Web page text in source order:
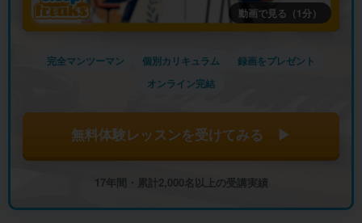
動画で見る（1分）
完全マンツーマン 個別カリキュラム
録画をプレゼント
オンライン完結
無料体験レッスンを受けてみる ▶
17年間・累計2,000名以上の受講実績